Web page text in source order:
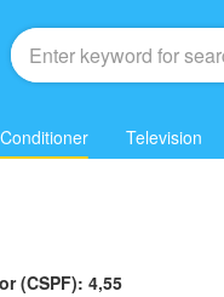
Television
(CSPF): 4,55